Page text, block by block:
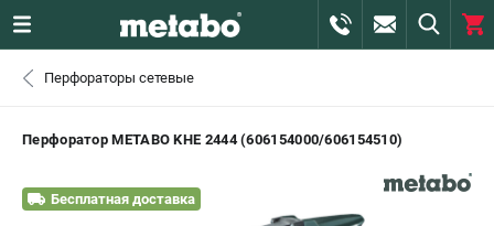
+7 (812) 407-39-48 - ЗАКАЗ ИЗДЕЛИЙ
САНКТ-ПЕТЕРБУРГ
0 ₽
Перфораторы сетевые
Перфоратор METABO KHE 2444 (606154000/606154510)
Бесплатная доставка